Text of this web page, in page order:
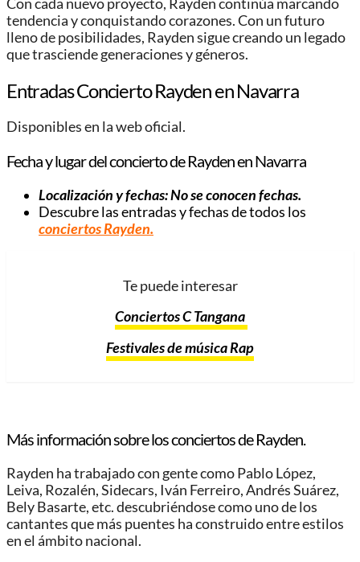
tendencia y conquistando corazones. Con un futuro
lleno de posibilidades, Rayden sigue creando un legado
que trasciende generaciones y géneros.
Entradas Concierto Rayden en Navarra
Disponibles en la web oficial.
Fecha y lugar del concierto de Rayden en Navarra
Localización y fechas: No se conocen fechas.
Descubre las entradas y fechas de todos los
conciertos Rayden.
Te puede interesar
Conciertos C Tangana
Festivales de música Rap
Más información sobre los conciertos de Rayden.
Rayden ha trabajado con gente como Pablo López,
Leiva, Rozalén, Sidecars, Iván Ferreiro, Andrés Suárez,
Bely Basarte, etc. descubriéndose como uno de los
cantantes que más puentes ha construido entre estilos
en el ámbito nacional.